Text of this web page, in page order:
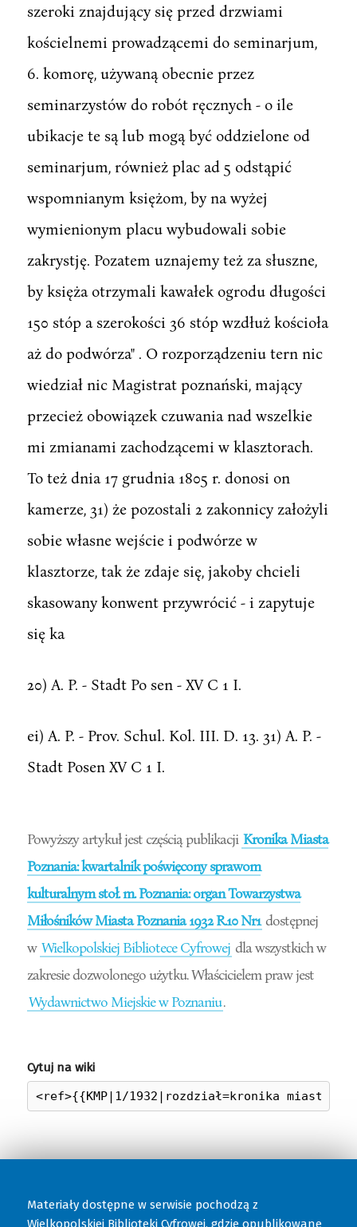
szeroki znajdujący się przed drzwiami
kościelnemi prowadzącemi do seminarjum,
6. komorę, używaną obecnie przez
seminarzystów do robót ręcznych - o ile
ubikacje te są lub mogą być oddzielone od
seminarjum, również plac ad 5 odstąpić
wspomnianym księżom, by na wyżej
wymienionym placu wybudowali sobie
zakrystję. Pozatem uznajemy też za słuszne,
by księża otrzymali kawałek ogrodu długości
150 stóp a szerokości 36 stóp wzdłuż kościoła
aż do podwórza" . O rozporządzeniu tern nic
wiedział nic Magistrat poznański, mający
przecież obowiązek czuwania nad wszelkie
mi zmianami zachodzącemi w klasztorach.
To też dnia 17 grudnia 1805 r. donosi on
kamerze, 31) że pozostali 2 zakonnicy założyli
sobie własne wejście i podwórze w
klasztorze, tak że zdaje się, jakoby chcieli
skasowany konwent przywrócić - i zapytuje
się ka
20) A. P. - Stadt Po sen - XV C 1 I.
ei) A. P. - Prov. Schul. Kol. III. D. 13. 31) A. P. -
Stadt Posen XV C 1 I.
Powyższy artykuł jest częścią publikacji Kronika Miasta
Poznania: kwartalnik poświęcony sprawom
kulturalnym stoł. m. Poznania: organ Towarzystwa
Miłośników Miasta Poznania 1932 R.10 Nr1 dostępnej
w Wielkopolskiej Bibliotece Cyfrowej dla wszystkich w
zakresie dozwolonego użytku. Właścicielem praw jest
Wydawnictwo Miejskie w Poznaniu.
Cytuj na wiki
Materiały dostępne w serwisie pochodzą z
Wielkopolskiej Biblioteki Cyfrowej, gdzie opublikowane